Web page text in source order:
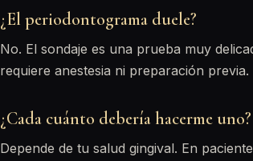
¿El periodontograma duele?
No. El sondaje es una prueba muy
requiere anestesia ni preparación previa.
¿Cada cuánto debería hacerme uno?
Depende de tu salud gingival. En